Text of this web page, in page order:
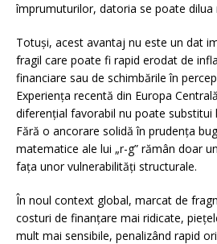
împrumuturilor, datoria se poate dilua
Totuși, acest avantaj nu este un dat
fragil care poate fi rapid erodat de
financiare sau de schimbările în
Experiența recentă din Europa
diferențial favorabil nu poate substitui
Fără o ancorare solidă în prudența
matematice ale lui „r-g” rămân doar
fața unor vulnerabilități structurale.
În noul context global, marcat de
costuri de finanțare mai ridicate,
mult mai sensibile, penalizând rapid